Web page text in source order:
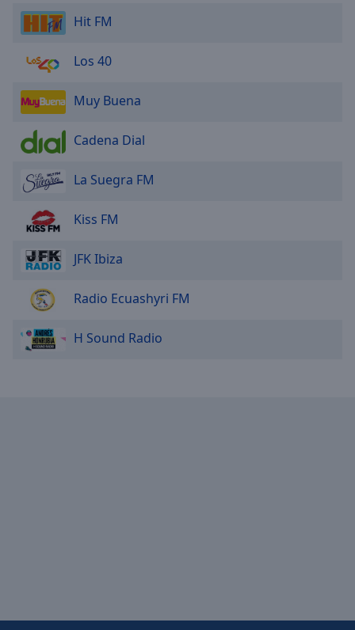
Hit FM
Los 40
Muy Buena
Cadena Dial
La Suegra FM
Kiss FM
JFK Ibiza
Radio Ecuashyri FM
H Sound Radio